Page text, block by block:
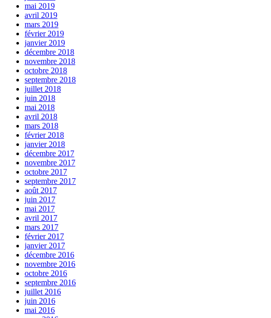
mai 2019
avril 2019
mars 2019
février 2019
janvier 2019
décembre 2018
novembre 2018
octobre 2018
septembre 2018
juillet 2018
juin 2018
mai 2018
avril 2018
mars 2018
février 2018
janvier 2018
décembre 2017
novembre 2017
octobre 2017
septembre 2017
août 2017
juin 2017
mai 2017
avril 2017
mars 2017
février 2017
janvier 2017
décembre 2016
novembre 2016
octobre 2016
septembre 2016
juillet 2016
juin 2016
mai 2016